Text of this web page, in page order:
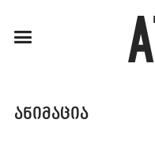
ანიმაცია